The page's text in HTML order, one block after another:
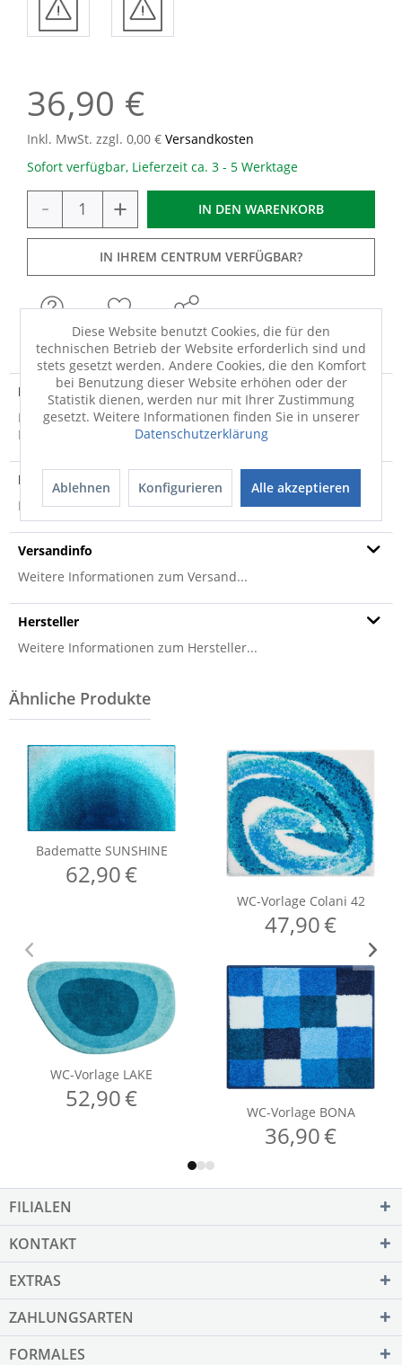
36,90 €
Inkl. MwSt. zzgl. 0,00 € Versandkosten
Sofort verfügbar, Lieferzeit ca. 3 - 5 Werktage
- + IN DEN WARENKORB
IN IHREM CENTRUM VERFÜGBAR?
FRAGEN MERKEN TEILEN
Produktdetails
Die WC-Vorlage SUNSHINE von Grund präsentiert sich in der
Farbe Türkis. Sie hat eine Flohrhöhe...mehr
Produktsicherheit
Produktsicherheit
Versandinfo
Weitere Informationen zum Versand...
Hersteller
Weitere Informationen zum Hersteller...
FILIALEN
KONTAKT
EXTRAS
ZAHLUNGSARTEN
FORMALES
Diese Website benutzt Cookies, die für den
technischen Betrieb der Website erforderlich sind und
stets gesetzt werden. Andere Cookies, die den Komfort
bei Benutzung dieser Website erhöhen oder der
Statistik dienen, werden nur mit Ihrer Zustimmung
gesetzt. Weitere Informationen finden Sie in unserer
Datenschutzerklärung
Ablehnen Konfigurieren Alle akzeptieren